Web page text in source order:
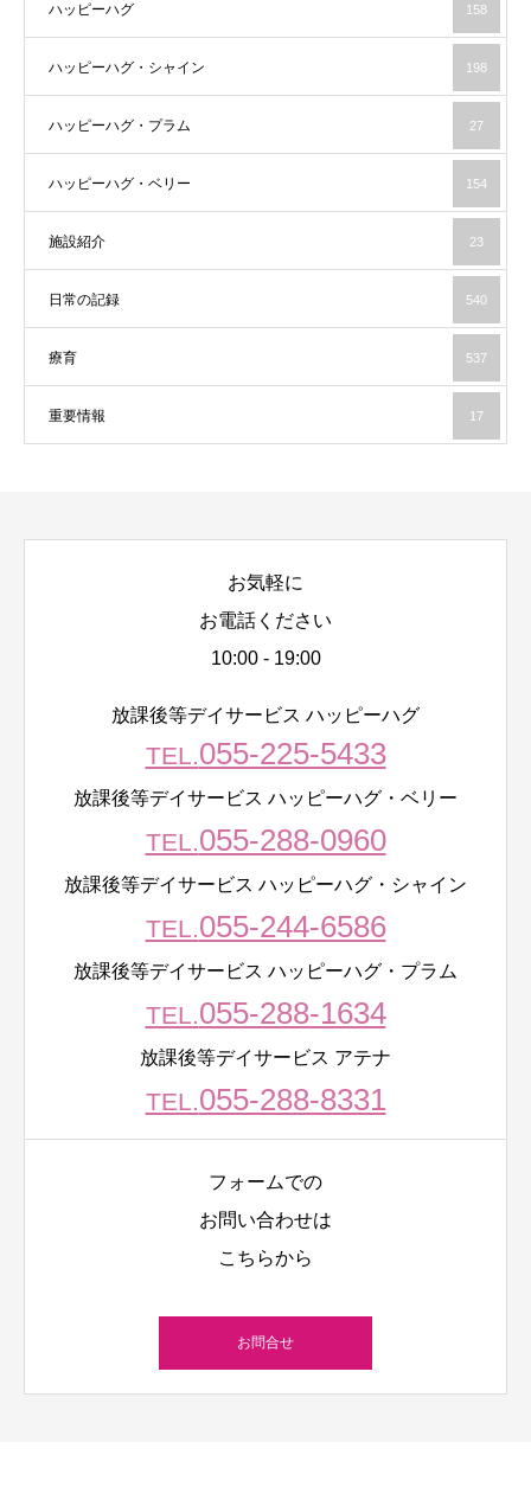
ハッピーハグ 158
ハッピーハグ・シャイン 198
ハッピーハグ・プラム 27
ハッピーハグ・ベリー 154
施設紹介 23
日常の記録 540
療育 537
重要情報 17
お気軽に
お電話ください
10:00 - 19:00
放課後等デイサービス ハッピーハグ
TEL.055-225-5433
放課後等デイサービス ハッピーハグ・ベリー
TEL.055-288-0960
放課後等デイサービス ハッピーハグ・シャイン
TEL.055-244-6586
放課後等デイサービス ハッピーハグ・プラム
TEL.055-288-1634
放課後等デイサービス アテナ
TEL.055-288-8331
フォームでの
お問い合わせは
こちらから
お問合せ